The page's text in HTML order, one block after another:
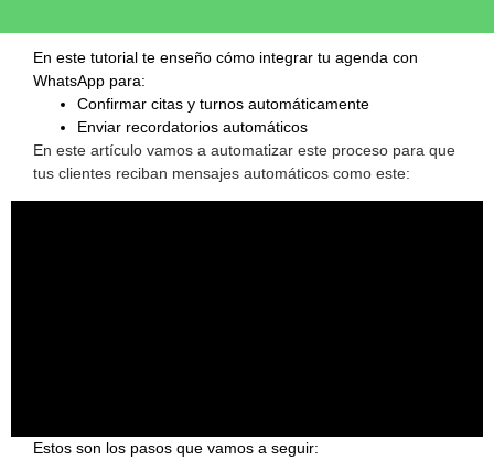
En este tutorial te enseño cómo integrar tu agenda con
WhatsApp para:
Confirmar citas y turnos automáticamente
Enviar recordatorios automáticos
En este artículo vamos a automatizar este proceso para que
tus clientes reciban mensajes automáticos como este:
Estos son los pasos que vamos a seguir: